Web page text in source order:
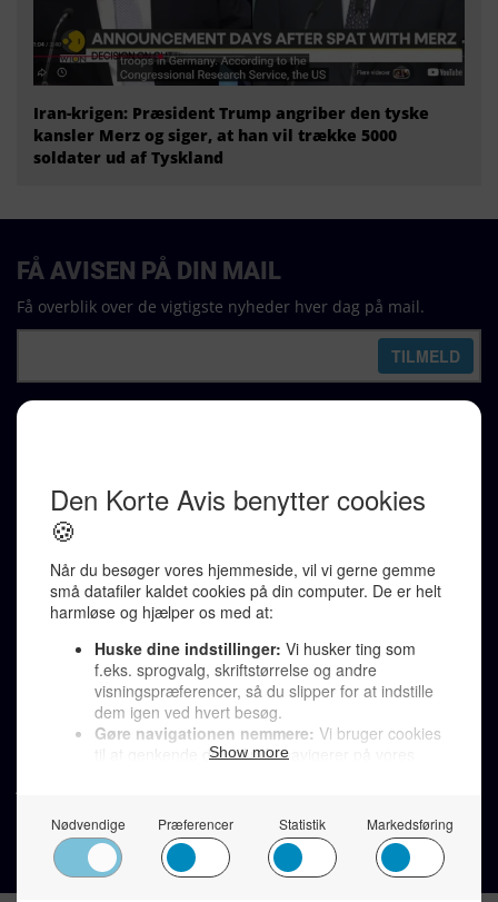
Iran-krigen: Præsident Trump angriber den tyske
kansler Merz og siger, at han vil trække 5000
soldater ud af Tyskland
Karen Jespersen
Redaktionen kontaktes via mail til
redaktion@denkorteavis.dk
Telefonsvarer 20 30 10 96
Von Ostensgade 22, 2791 Dragør
LINKS
Tidligere aviser >
Støt Den Korte Avis >
Send et læserbrev >
Privatlivspolitik >
FÅ AVISEN PÅ DIN MAIL
Få overblik over de vigtigste nyheder hver dag på mail.